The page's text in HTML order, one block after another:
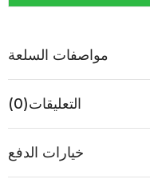
مواصفات السلعة
التعليقات(0)
خيارات الدفع